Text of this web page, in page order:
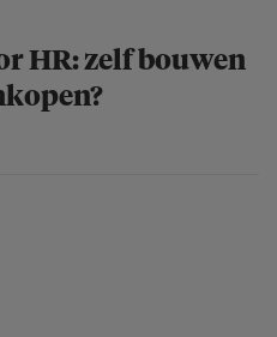
HR: zelf bouwen